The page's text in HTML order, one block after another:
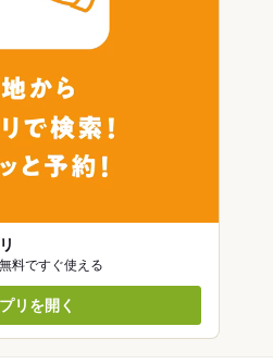
料ですぐ使える
リを開く